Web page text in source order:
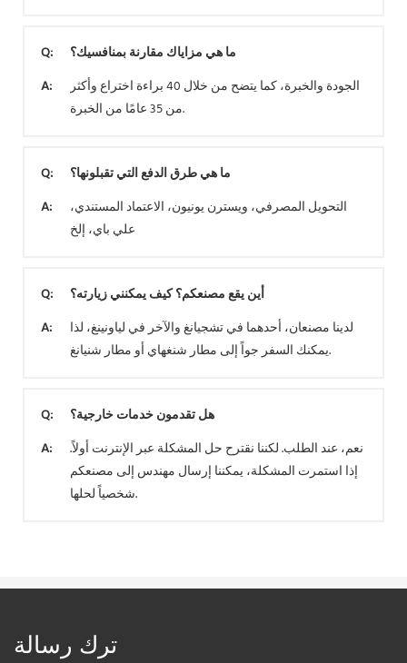
Q:
ما هي مزاياك مقارنة بمنافسيك؟
A:
الجودة والخبرة، كما يتضح من خلال 40 براءة اختراع وأكثر
من 35 عامًا من الخبرة.
Q:
ما هي طرق الدفع التي تقبلونها؟
A:
التحويل المصرفي، ويسترن يونيون، الاعتماد المستندي،
علي باي، إلخ
Q:
أين يقع مصنعكم؟ كيف يمكنني زيارته؟
A:
لدينا مصنعان، أحدهما في تشجيانغ والآخر في لياونينغ، لذا
يمكنك السفر جواً إلى مطار شنغهاي أو مطار شنيانغ.
Q:
هل تقدمون خدمات خارجية؟
A:
نعم، عند الطلب. لكننا نقترح حل المشكلة عبر الإنترنت أولاً.
إذا استمرت المشكلة، يمكننا إرسال مهندس إلى مصنعكم
شخصياً لحلها.
ترك رسالة